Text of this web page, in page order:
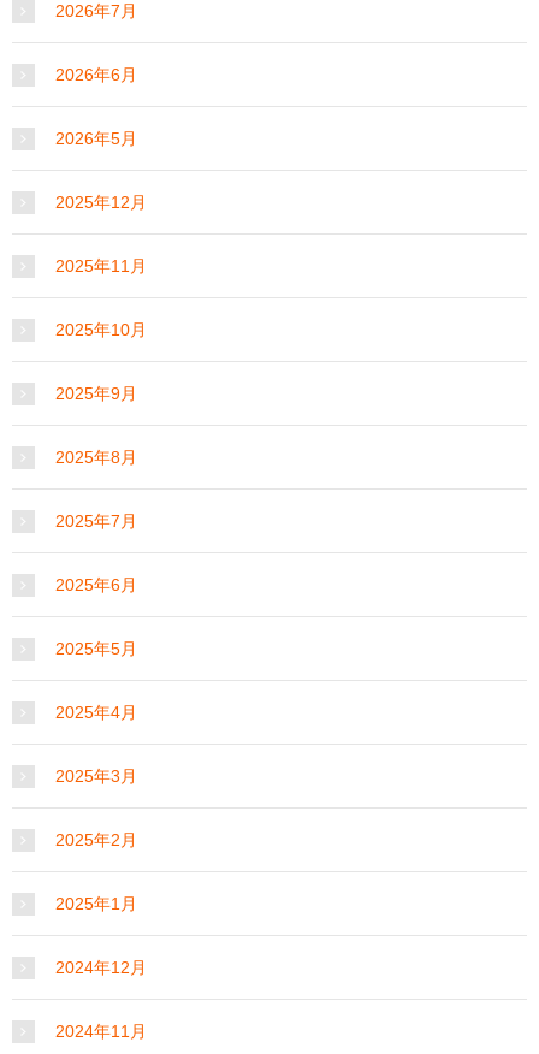
2026年7月
2026年6月
2026年5月
2025年12月
2025年11月
2025年10月
2025年9月
2025年8月
2025年7月
2025年6月
2025年5月
2025年4月
2025年3月
2025年2月
2025年1月
2024年12月
2024年11月